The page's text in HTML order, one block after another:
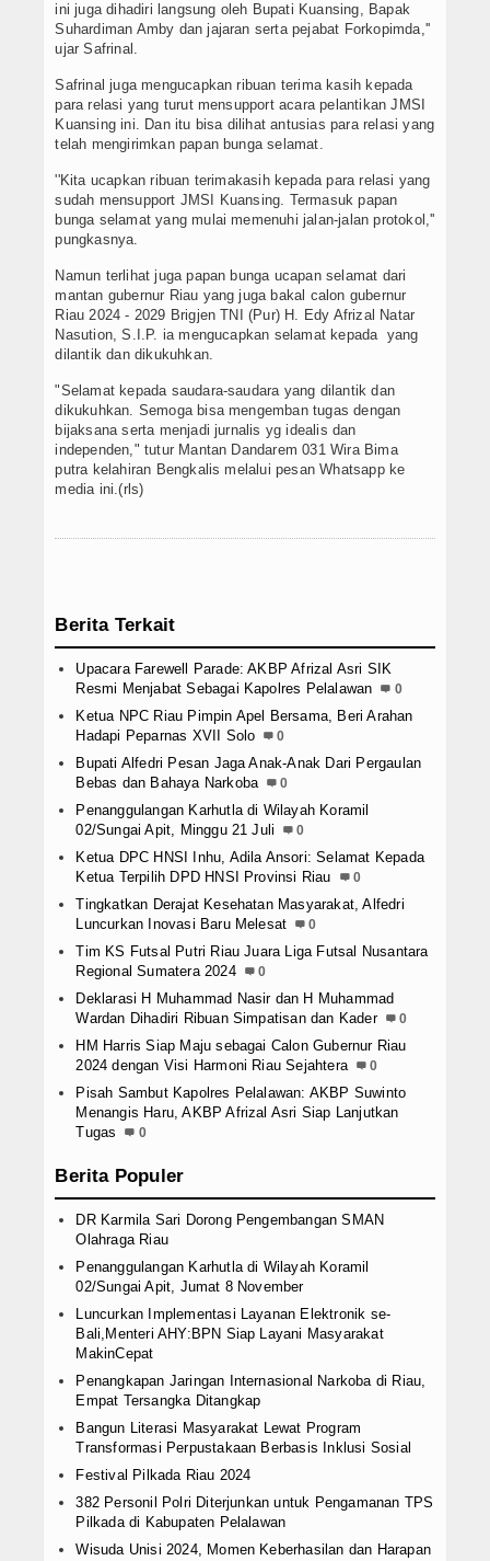
ini juga dihadiri langsung oleh Bupati Kuansing, Bapak
Suhardiman Amby dan jajaran serta pejabat Forkopimda,''
ujar Safrinal.
Safrinal juga mengucapkan ribuan terima kasih kepada
para relasi yang turut mensupport acara pelantikan JMSI
Kuansing ini. Dan itu bisa dilihat antusias para relasi yang
telah mengirimkan papan bunga selamat.
''Kita ucapkan ribuan terimakasih kepada para relasi yang
sudah mensupport JMSI Kuansing. Termasuk papan
bunga selamat yang mulai memenuhi jalan-jalan protokol,''
pungkasnya.
Namun terlihat juga papan bunga ucapan selamat dari
mantan gubernur Riau yang juga bakal calon gubernur
Riau 2024 - 2029 Brigjen TNI (Pur) H. Edy Afrizal Natar
Nasution, S.I.P. ia mengucapkan selamat kepada yang
dilantik dan dikukuhkan.
"Selamat kepada saudara-saudara yang dilantik dan
dikukuhkan. Semoga bisa mengemban tugas dengan
bijaksana serta menjadi jurnalis yg idealis dan
independen," tutur Mantan Dandarem 031 Wira Bima
putra kelahiran Bengkalis melalui pesan Whatsapp ke
media ini.(rls)
Berita Terkait
Upacara Farewell Parade: AKBP Afrizal Asri SIK
Resmi Menjabat Sebagai Kapolres Pelalawan
0
Ketua NPC Riau Pimpin Apel Bersama, Beri Arahan
Hadapi Peparnas XVII Solo
0
Bupati Alfedri Pesan Jaga Anak-Anak Dari Pergaulan
Bebas dan Bahaya Narkoba
0
Penanggulangan Karhutla di Wilayah Koramil
02/Sungai Apit, Minggu 21 Juli
0
Ketua DPC HNSI Inhu, Adila Ansori: Selamat Kepada
Ketua Terpilih DPD HNSI Provinsi Riau
0
Tingkatkan Derajat Kesehatan Masyarakat, Alfedri
Luncurkan Inovasi Baru Melesat
0
Tim KS Futsal Putri Riau Juara Liga Futsal Nusantara
Regional Sumatera 2024
0
Deklarasi H Muhammad Nasir dan H Muhammad
Wardan Dihadiri Ribuan Simpatisan dan Kader
0
HM Harris Siap Maju sebagai Calon Gubernur Riau
2024 dengan Visi Harmoni Riau Sejahtera
0
Pisah Sambut Kapolres Pelalawan: AKBP Suwinto
Menangis Haru, AKBP Afrizal Asri Siap Lanjutkan
Tugas
0
Berita Populer
DR Karmila Sari Dorong Pengembangan SMAN
Olahraga Riau
Penanggulangan Karhutla di Wilayah Koramil
02/Sungai Apit, Jumat 8 November
Luncurkan Implementasi Layanan Elektronik se-
Bali,Menteri AHY:BPN Siap Layani Masyarakat
MakinCepat
Penangkapan Jaringan Internasional Narkoba di Riau,
Empat Tersangka Ditangkap
Bangun Literasi Masyarakat Lewat Program
Transformasi Perpustakaan Berbasis Inklusi Sosial
Festival Pilkada Riau 2024
382 Personil Polri Diterjunkan untuk Pengamanan TPS
Pilkada di Kabupaten Pelalawan
Wisuda Unisi 2024, Momen Keberhasilan dan Harapan